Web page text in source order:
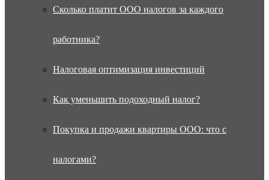
Сколько платит ООО налогов за каждого
работника?
Налоговая оптимизация инвестиций
Как уменьшить подоходный налог?
Покупка и продажи квартиры ООО: что с
налогами?